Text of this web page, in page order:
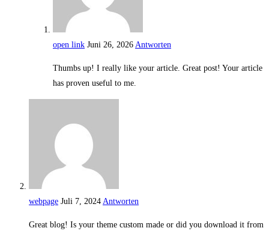
open link Juni 26, 2026 Antworten
Thumbs up! I really like your article. Great post! Your article
has proven useful to me.
webpage Juli 7, 2024 Antworten
Great blog! Is your theme custom made or did you download it from